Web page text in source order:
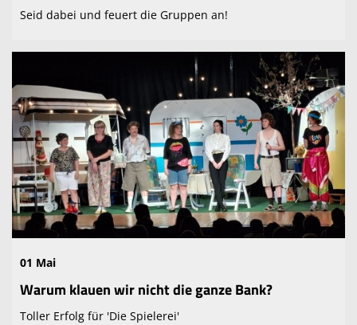
Seid dabei und feuert die Gruppen an!
01 Mai
Warum klauen wir nicht die ganze Bank?
Toller Erfolg für 'Die Spielerei'